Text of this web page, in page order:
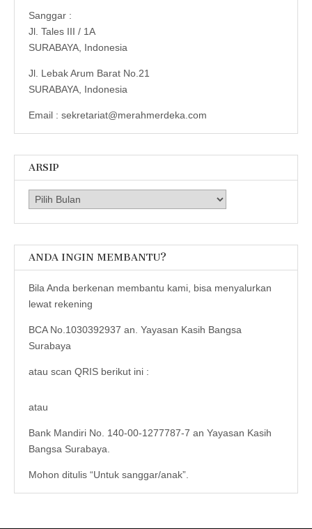
Sanggar :
Jl. Tales III / 1A
SURABAYA, Indonesia
Jl. Lebak Arum Barat No.21
SURABAYA, Indonesia
Email : sekretariat@merahmerdeka.com
ARSIP
Arsip
ANDA INGIN MEMBANTU?
Bila Anda berkenan membantu kami, bisa menyalurkan
lewat rekening
BCA No.1030392937 an. Yayasan Kasih Bangsa
Surabaya
atau scan QRIS berikut ini :
atau
Bank Mandiri No. 140-00-1277787-7 an Yayasan Kasih
Bangsa Surabaya.
Mohon ditulis “Untuk sanggar/anak”.